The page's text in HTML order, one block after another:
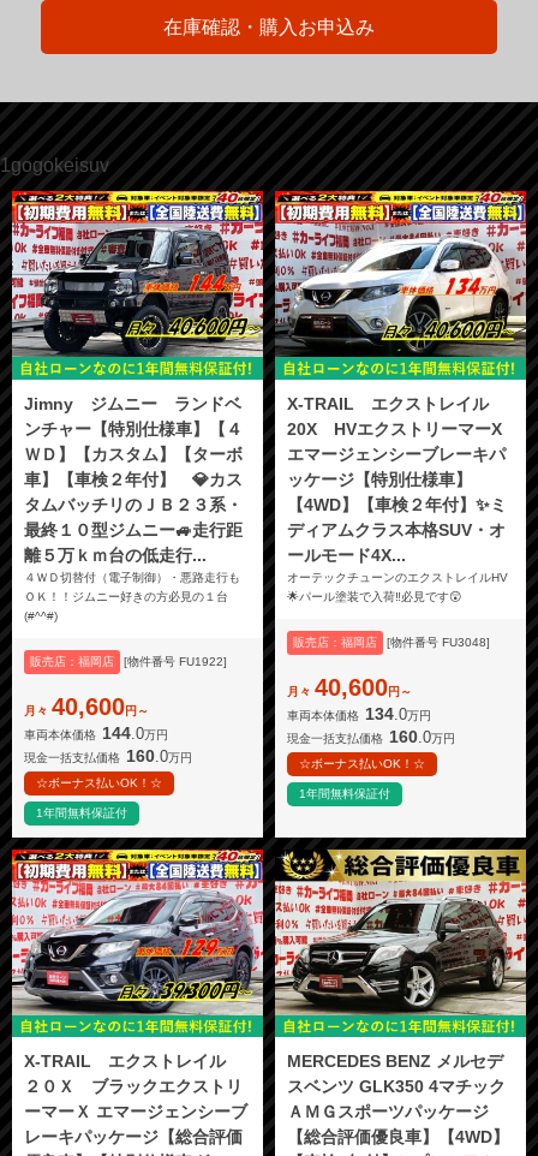
在庫確認・購入お申込み
1gogokeisuv
Jimny ジムニー ランドベ
ンチャー【特別仕様車】【４
ＷＤ】【カスタム】【ターボ
車】【車検２年付】 💎カス
タムバッチリのＪＢ２３系・
最終１０型ジムニー🚙走行距
離５万ｋｍ台の低走行...
４ＷＤ切替付（電子制御）・悪路走行も
ＯＫ！！ジムニー好きの方必見の１台
(#^^#)
販売店：福岡店 [物件番号 FU1922]
月々 40,600円～
車両本体価格 144.0万円
現金一括支払価格 160 .0万円
☆ボーナス払いOK！☆
1年間無料保証付
X-TRAIL エクストレイル
20X HVエクストリーマーX
エマージェンシーブレーキパ
ッケージ【特別仕様車】
【4WD】【車検２年付】✨ミ
ディアムクラス本格SUV・オ
ールモード4X...
オーテックチューンのエクストレイルHV
🌟パール塗装で入荷‼️必見です😲
販売店：福岡店 [物件番号 FU3048]
月々 40,600円～
車両本体価格 134.0万円
現金一括支払価格 160 .0万円
☆ボーナス払いOK！☆
1年間無料保証付
X-TRAIL エクストレイル
２０Ｘ ブラックエクストリ
ーマーＸ エマージェンシーブ
レーキパッケージ【総合評価
MERCEDES BENZ メルセデ
スベンツ GLK350 4マチック
ＡＭＧスポーツパッケージ
【総合評価優良車】【4WD】